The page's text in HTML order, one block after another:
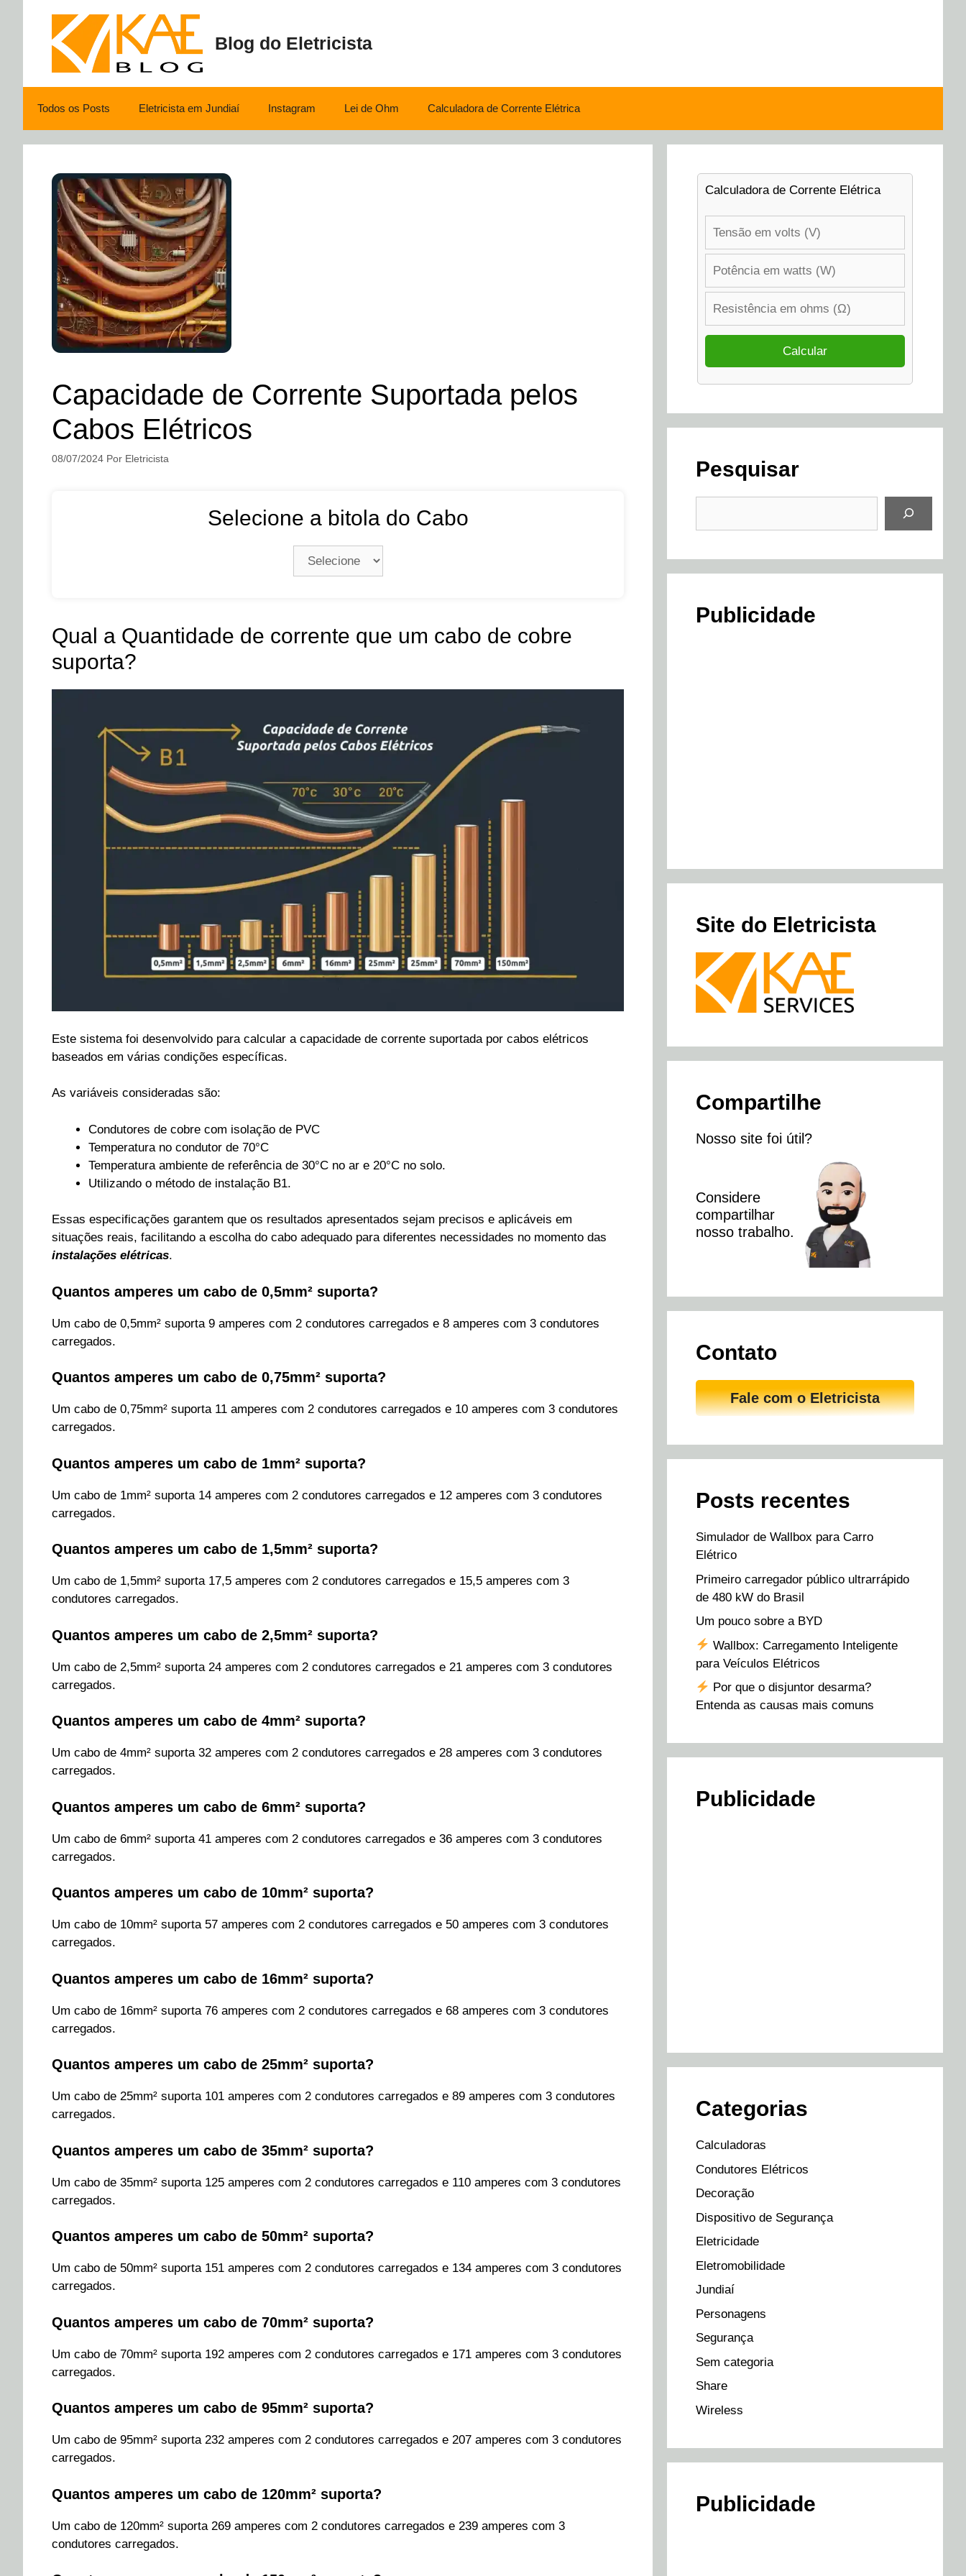
Blog do Eletricista
Todos os Posts Eletricista em Jundiaí Instagram Lei de Ohm Calculadora de Corrente Elétrica
Capacidade de Corrente Suportada pelos
Cabos Elétricos
08/07/2024 Por Eletricista
Selecione a bitola do Cabo
Qual a Quantidade de corrente que um cabo de cobre
suporta?
Este sistema foi desenvolvido para calcular a capacidade de corrente suportada por cabos elétricos
baseados em várias condições específicas.
As variáveis consideradas são:
Condutores de cobre com isolação de PVC
Temperatura no condutor de 70°C
Temperatura ambiente de referência de 30°C no ar e 20°C no solo.
Utilizando o método de instalação B1.
Essas especificações garantem que os resultados apresentados sejam precisos e aplicáveis em
situações reais, facilitando a escolha do cabo adequado para diferentes necessidades no momento das
instalações elétricas.
Quantos amperes um cabo de 0,5mm² suporta?
Um cabo de 0,5mm² suporta 9 amperes com 2 condutores carregados e 8 amperes com 3 condutores
carregados.
Quantos amperes um cabo de 0,75mm² suporta?
Um cabo de 0,75mm² suporta 11 amperes com 2 condutores carregados e 10 amperes com 3 condutores
carregados.
Quantos amperes um cabo de 1mm² suporta?
Um cabo de 1mm² suporta 14 amperes com 2 condutores carregados e 12 amperes com 3 condutores
carregados.
Quantos amperes um cabo de 1,5mm² suporta?
Um cabo de 1,5mm² suporta 17,5 amperes com 2 condutores carregados e 15,5 amperes com 3
condutores carregados.
Quantos amperes um cabo de 2,5mm² suporta?
Um cabo de 2,5mm² suporta 24 amperes com 2 condutores carregados e 21 amperes com 3 condutores
carregados.
Quantos amperes um cabo de 4mm² suporta?
Um cabo de 4mm² suporta 32 amperes com 2 condutores carregados e 28 amperes com 3 condutores
carregados.
Quantos amperes um cabo de 6mm² suporta?
Um cabo de 6mm² suporta 41 amperes com 2 condutores carregados e 36 amperes com 3 condutores
carregados.
Quantos amperes um cabo de 10mm² suporta?
Um cabo de 10mm² suporta 57 amperes com 2 condutores carregados e 50 amperes com 3 condutores
carregados.
Quantos amperes um cabo de 16mm² suporta?
Um cabo de 16mm² suporta 76 amperes com 2 condutores carregados e 68 amperes com 3 condutores
carregados.
Quantos amperes um cabo de 25mm² suporta?
Um cabo de 25mm² suporta 101 amperes com 2 condutores carregados e 89 amperes com 3 condutores
carregados.
Quantos amperes um cabo de 35mm² suporta?
Um cabo de 35mm² suporta 125 amperes com 2 condutores carregados e 110 amperes com 3 condutores
carregados.
Quantos amperes um cabo de 50mm² suporta?
Um cabo de 50mm² suporta 151 amperes com 2 condutores carregados e 134 amperes com 3 condutores
carregados.
Quantos amperes um cabo de 70mm² suporta?
Um cabo de 70mm² suporta 192 amperes com 2 condutores carregados e 171 amperes com 3 condutores
carregados.
Quantos amperes um cabo de 95mm² suporta?
Um cabo de 95mm² suporta 232 amperes com 2 condutores carregados e 207 amperes com 3 condutores
carregados.
Quantos amperes um cabo de 120mm² suporta?
Um cabo de 120mm² suporta 269 amperes com 2 condutores carregados e 239 amperes com 3
condutores carregados.
Calculadora de Corrente Elétrica
Pesquisar
Publicidade
Site do Eletricista
Compartilhe
Nosso site foi útil?
Considere
compartilhar
nosso trabalho.
Contato
Fale com o Eletricista
Posts recentes
Simulador de Wallbox para Carro
Elétrico
Primeiro carregador público ultrarrápido
de 480 kW do Brasil
Um pouco sobre a BYD
Wallbox: Carregamento Inteligente
para Veículos Elétricos
Por que o disjuntor desarma?
Entenda as causas mais comuns
Publicidade
Categorias
Calculadoras
Condutores Elétricos
Decoração
Dispositivo de Segurança
Eletricidade
Eletromobilidade
Jundiaí
Personagens
Segurança
Sem categoria
Share
Wireless
Publicidade